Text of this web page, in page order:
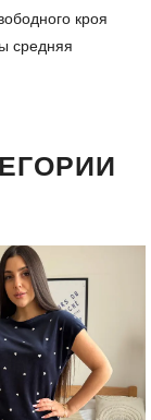
кроя
средняя